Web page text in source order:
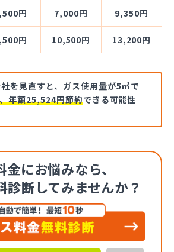
円 7,000円 9,350円
円 10,500円 13,200円
を見直すと、ガス使用量が5㎥で
年額25,524円節約できる可能性
金にお悩みなら、
診断してみませんか？